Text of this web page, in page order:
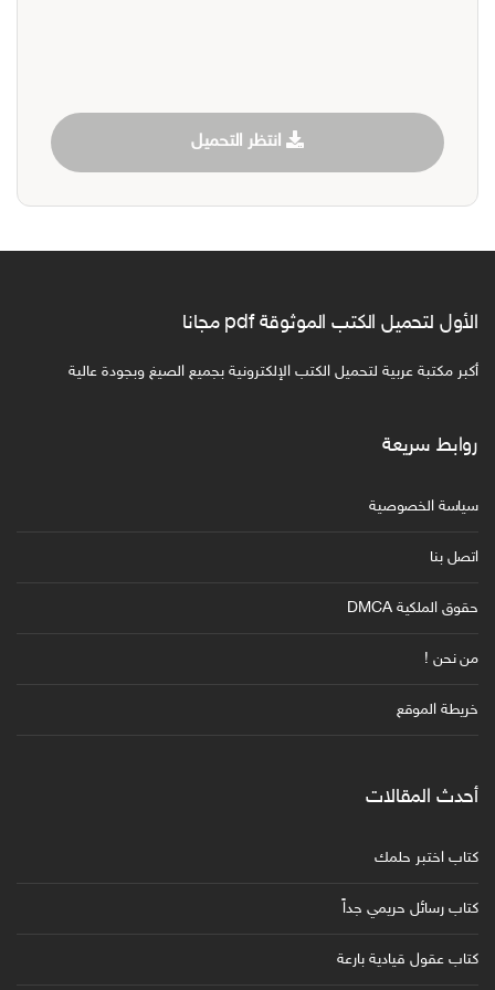
انتظر التحميل
الأول لتحميل الكتب الموثوقة pdf مجانا
أكبر مكتبة عربية لتحميل الكتب الإلكترونية بجميع الصيغ وبجودة عالية
روابط سريعة
سياسة الخصوصية
اتصل بنا
حقوق الملكية DMCA
من نحن !
خريطة الموقع
أحدث المقالات
كتاب اختبر حلمك
كتاب رسائل حريمي جداً
كتاب عقول قيادية بارعة